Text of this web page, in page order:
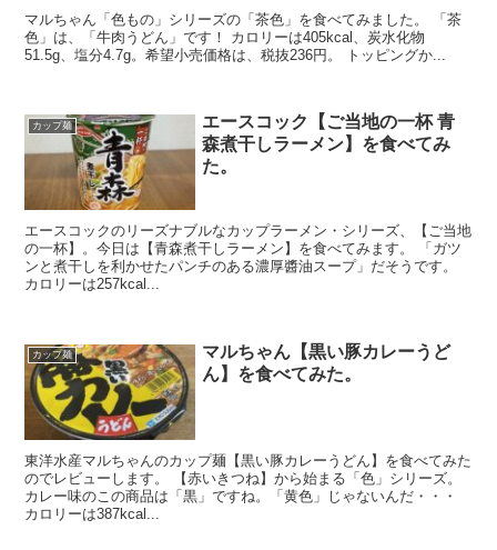
マルちゃん「色もの」シリーズの「茶色」を食べてみました。 「茶
色」は、「牛肉うどん」です！ カロリーは405kcal、炭水化物
51.5g、塩分4.7g。希望小売価格は、税抜236円。 トッピングか...
カップ麺
エースコック【ご当地の一杯 青
森煮干しラーメン】を食べてみ
た。
エースコックのリーズナブルなカップラーメン・シリーズ、【ご当地
の一杯】。今日は【青森煮干しラーメン】を食べてみます。 「ガツ
ンと煮干しを利かせたパンチのある濃厚醬油スープ」だそうです。
カロリーは257kcal...
カップ麺
マルちゃん【黒い豚カレーうど
ん】を食べてみた。
東洋水産マルちゃんのカップ麺【黒い豚カレーうどん】を食べてみた
のでレビューします。 【赤いきつね】から始まる「色」シリーズ。
カレー味のこの商品は「黒」ですね。「黄色」じゃないんだ・・・
カロリーは387kcal...